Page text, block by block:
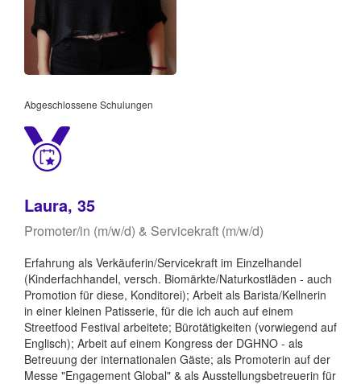
Abgeschlossene Schulungen
Laura, 35
Promoter/in (m/w/d) & Servicekraft (m/w/d)
Erfahrung als Verkäuferin/Servicekraft im Einzelhandel
(Kinderfachhandel, versch. Biomärkte/Naturkostläden - auch
Promotion für diese, Konditorei); Arbeit als Barista/Kellnerin
in einer kleinen Patisserie, für die ich auch auf einem
Streetfood Festival arbeitete; Bürotätigkeiten (vorwiegend auf
Englisch); Arbeit auf einem Kongress der DGHNO - als
Betreuung der internationalen Gäste; als Promoterin auf der
Messe "Engagement Global" & als Ausstellungsbetreuerin für